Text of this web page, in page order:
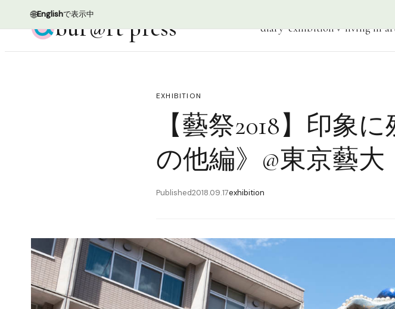
🌐Englishで表示中
bur@rt press diary exhibition living in
EXHIBITION
【藝祭2018】印象
の他編》@東京藝大
Published2018.09.17exhibition